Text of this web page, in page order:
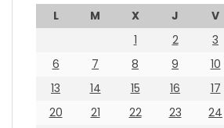
L M X J V
1
2 3
6
7 8 9 10
13
14 15 16 17
20
21 22 23 24